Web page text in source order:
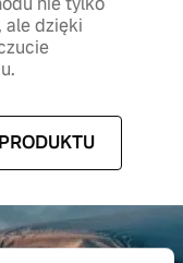
ale dzięki